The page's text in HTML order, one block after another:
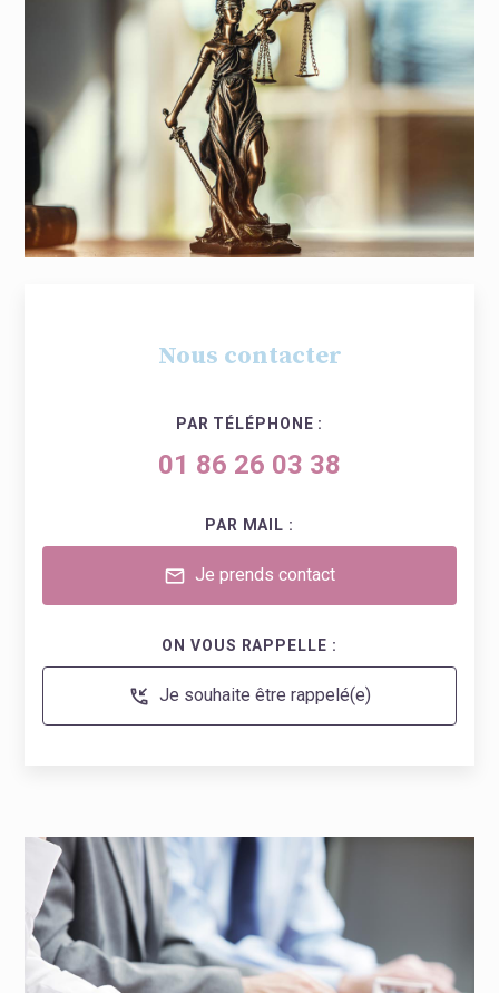
Nous contacter
PAR TÉLÉPHONE :
01 86 26 03 38
PAR MAIL :
mail Je prends contact
ON VOUS RAPPELLE :
phone_callback Je souhaite être rappelé(e)